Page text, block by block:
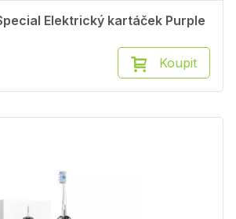
Elektrický kartáček Purple
Koupit